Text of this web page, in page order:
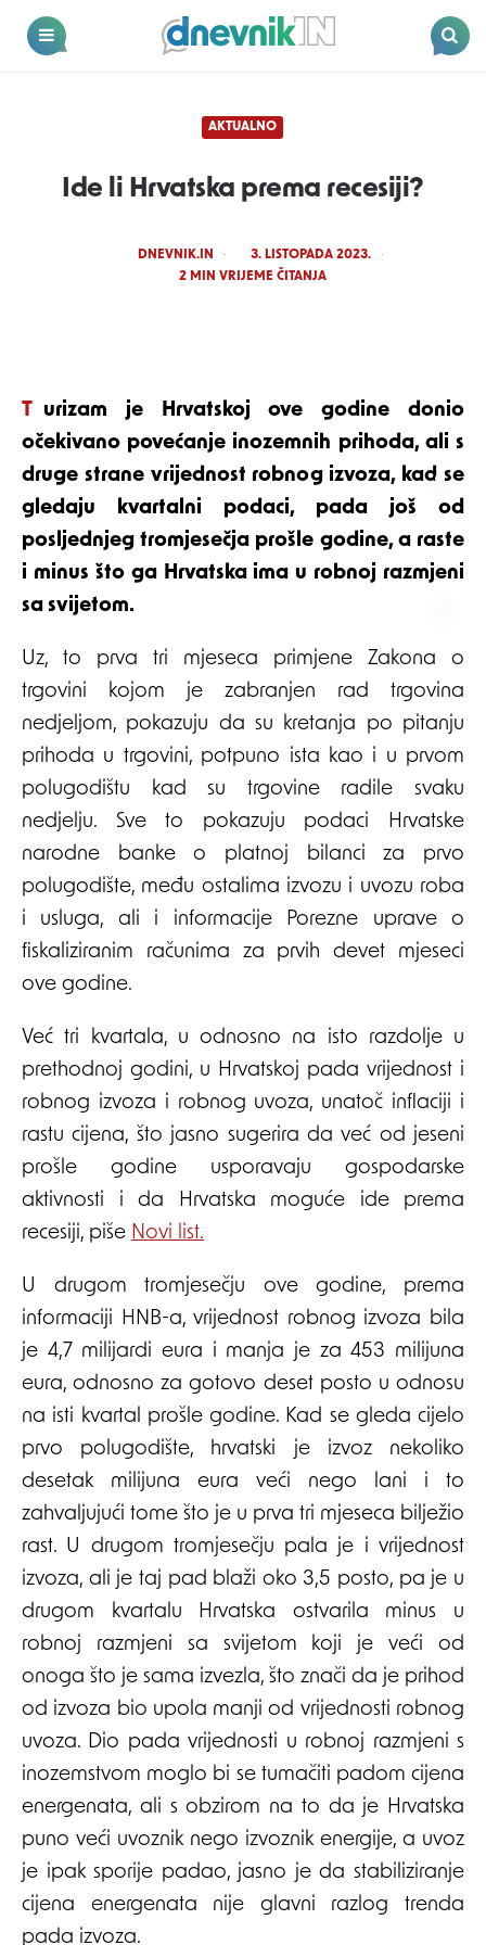
Dnevnik.in
AKTUALNO
Ide li Hrvatska prema recesiji?
POSTED
DNEVNIK.IN
3. LISTOPADA 2023.
2 MIN VRIJEME ČITANJA
Turizam je Hrvatskoj ove godine donio
očekivano povećanje inozemnih prihoda, ali s
druge strane vrijednost robnog izvoza, kad se
gledaju kvartalni podaci, pada još od
posljednjeg tromjesečja prošle godine, a raste
i minus što ga Hrvatska ima u robnoj razmjeni
sa svijetom.
Uz, to prva tri mjeseca primjene Zakona o
trgovini kojom je zabranjen rad trgovina
nedjeljom, pokazuju da su kretanja po pitanju
prihoda u trgovini, potpuno ista kao i u prvom
polugodištu kad su trgovine radile svaku
nedjelju. Sve to pokazuju podaci Hrvatske
narodne banke o platnoj bilanci za prvo
polugodište, među ostalima izvozu i uvozu roba
i usluga, ali i informacije Porezne uprave o
fiskaliziranim računima za prvih devet mjeseci
ove godine.
Već tri kvartala, u odnosno na isto razdolje u
prethodnoj godini, u Hrvatskoj pada vrijednost i
robnog izvoza i robnog uvoza, unatoč inflaciji i
rastu cijena, što jasno sugerira da već od jeseni
prošle godine usporavaju gospodarske
aktivnosti i da Hrvatska moguće ide prema
recesiji, piše Novi list.
U drugom tromjesečju ove godine, prema
informaciji HNB-a, vrijednost robnog izvoza bila
je 4,7 milijardi eura i manja je za 453 milijuna
eura, odnosno za gotovo deset posto u odnosu
na isti kvartal prošle godine. Kad se gleda cijelo
prvo polugodište, hrvatski je izvoz nekoliko
desetak milijuna eura veći nego lani i to
zahvaljujući tome što je u prva tri mjeseca bilježio
rast. U drugom tromjesečju pala je i vrijednost
izvoza, ali je taj pad blaži oko 3,5 posto, pa je u
drugom kvartalu Hrvatska ostvarila minus u
robnoj razmjeni sa svijetom koji je veći od
onoga što je sama izvezla, što znači da je prihod
od izvoza bio upola manji od vrijednosti robnog
uvoza. Dio pada vrijednosti u robnoj razmjeni s
inozemstvom moglo bi se tumačiti padom cijena
energenata, ali s obzirom na to da je Hrvatska
puno veći uvoznik nego izvoznik energije, a uvoz
je ipak sporije padao, jasno je da stabiliziranje
cijena energenata nije glavni razlog trenda
pada izvoza.